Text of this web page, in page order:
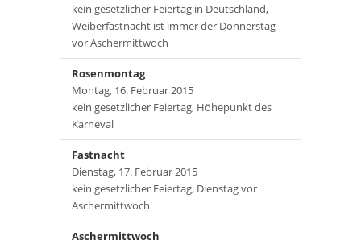
kein gesetzlicher Feiertag in Deutschland,
Weiberfastnacht ist immer der Donnerstag
vor Aschermittwoch
Rosenmontag
Montag, 16. Februar 2015
kein gesetzlicher Feiertag, Höhepunkt des
Karneval
Fastnacht
Dienstag, 17. Februar 2015
kein gesetzlicher Feiertag, Dienstag vor
Aschermittwoch
Aschermittwoch